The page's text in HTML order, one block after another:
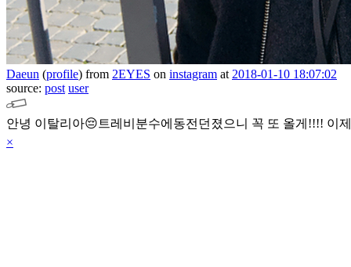
Daeun (profile) from 2EYES on instagram at 2018-01-10 18:07:02
source: post user
안녕 이탈리아😔트레비분수에동전던졌으니 꼭 또 올게!!!! 이
×